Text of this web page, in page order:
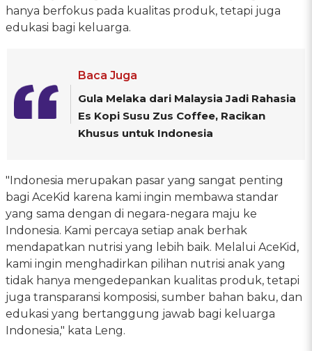
hanya berfokus pada kualitas produk, tetapi juga
edukasi bagi keluarga.
Baca Juga
Gula Melaka dari Malaysia Jadi Rahasia
Es Kopi Susu Zus Coffee, Racikan
Khusus untuk Indonesia
"Indonesia merupakan pasar yang sangat penting
bagi AceKid karena kami ingin membawa standar
yang sama dengan di negara-negara maju ke
Indonesia. Kami percaya setiap anak berhak
mendapatkan nutrisi yang lebih baik. Melalui AceKid,
kami ingin menghadirkan pilihan nutrisi anak yang
tidak hanya mengedepankan kualitas produk, tetapi
juga transparansi komposisi, sumber bahan baku, dan
edukasi yang bertanggung jawab bagi keluarga
Indonesia," kata Leng.